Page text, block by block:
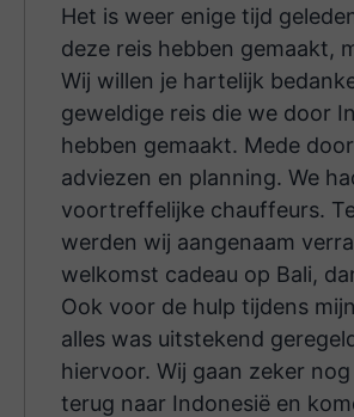
Het is weer enige tijd
deze reis hebben gemaakt,
Wij willen je hartelijk
geweldige reis die we door
hebben gemaakt. Mede
adviezen en planning. We
voortreffelijke chauffeurs.
werden wij aangenaam
welkomst cadeau op Bali,
Ook voor de hulp tijdens
alles was uitstekend
hiervoor. Wij gaan zeker
terug naar Indonesië en